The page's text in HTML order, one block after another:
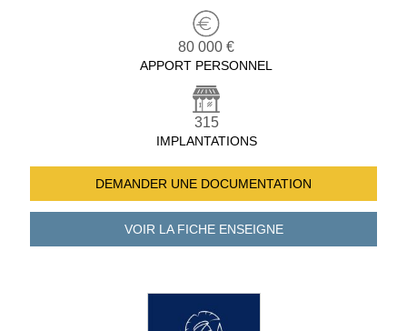
80 000 €
APPORT PERSONNEL
315
IMPLANTATIONS
DEMANDER UNE DOCUMENTATION
VOIR LA FICHEENSEIGNE